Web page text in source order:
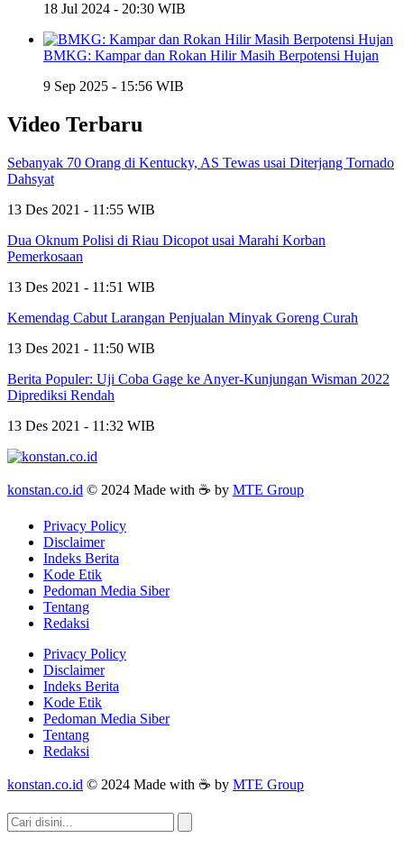
18 Jul 2024 - 20:30 WIB
BMKG: Kampar dan Rokan Hilir Masih Berpotensi Hujan
9 Sep 2025 - 15:56 WIB
Video Terbaru
Sebanyak 70 Orang di Kentucky, AS Tewas usai Diterjang Tornado
Dahsyat
13 Des 2021 - 11:55 WIB
Dua Oknum Polisi di Riau Dicopot usai Marahi Korban
Pemerkosaan
13 Des 2021 - 11:51 WIB
Kemendag Cabut Larangan Penjualan Minyak Goreng Curah
13 Des 2021 - 11:50 WIB
Berita Populer: Uji Coba Gage ke Anyer-Kunjungan Wisman 2022
Diprediksi Rendah
13 Des 2021 - 11:32 WIB
konstan.co.id © 2024 Made with ☕ by MTE Group
Privacy Policy
Disclaimer
Indeks Berita
Kode Etik
Pedoman Media Siber
Tentang
Redaksi
Privacy Policy
Disclaimer
Indeks Berita
Kode Etik
Pedoman Media Siber
Tentang
Redaksi
konstan.co.id © 2024 Made with ☕ by MTE Group